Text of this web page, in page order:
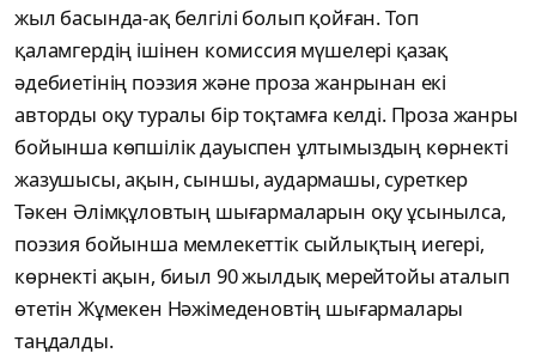
жыл басында-ақ белгілі болып қойған. Топ
қаламгердің ішінен комиссия мүшелері қазақ
әдебиетінің поэзия және проза жанрынан екі
авторды оқу туралы бір тоқтамға келді. Проза жанры
бойынша көпшілік дауыспен ұлтымыздың көрнекті
жазушысы, ақын, сыншы, аудармашы, суреткер
Тәкен Әлімқұловтың шығармаларын оқу ұсынылса,
поэзия бойынша мемлекеттік сыйлықтың иегері,
көрнекті ақын, биыл 90 жылдық мерейтойы аталып
өтетін Жұмекен Нәжімеденовтің шығармалары
таңдалды.